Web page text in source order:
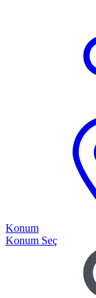
Konum
Konum Seç